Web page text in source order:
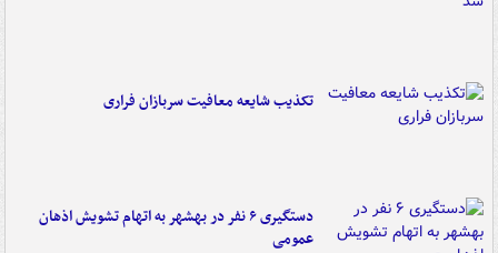
تکذیب شایعه معافیت سربازان فراری
دستگیری ۶ نفر در بهشهر به اتهام تشویش اذهان
عمومی